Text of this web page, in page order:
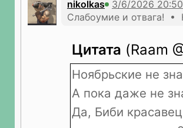
nikolkas
Слабоумие и отвага! •
Цитата (Raam
Ноябрьские не
А пока даже не
Да, Биби